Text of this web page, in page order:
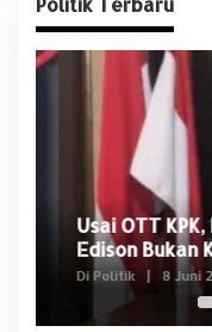
Usai OTT KPK,
Edison Bukan
Di Politik | 8 Juni